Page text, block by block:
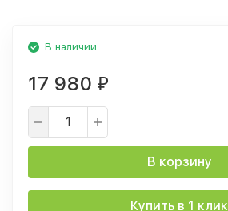
В наличии
17 980 ₽
В корзину
Купить в 1 клик